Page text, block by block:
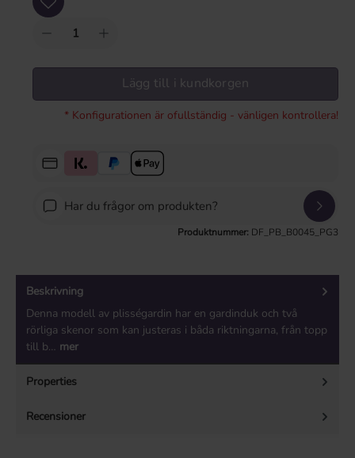
Lägg till i kundkorgen
* Konfigurationen är ofullständig - vänligen kontrollera!
Har du frågor om produkten?
Produktnummer: DF_PB_B0045_PG3
Beskrivning
Denna modell av plisségardin har en gardinduk och två
rörliga skenor som kan justeras i båda riktningarna, från topp
till b… mer
Properties
Recensioner